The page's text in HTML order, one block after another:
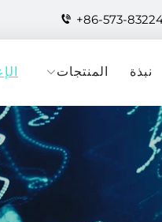
+86-573-
نبذة المنتجات